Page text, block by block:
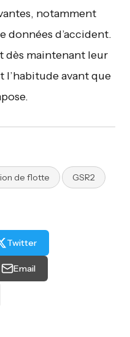
notamment
données d’accident.
dès maintenant leur
avant que
de flotte
GSR2
Twitter
Email